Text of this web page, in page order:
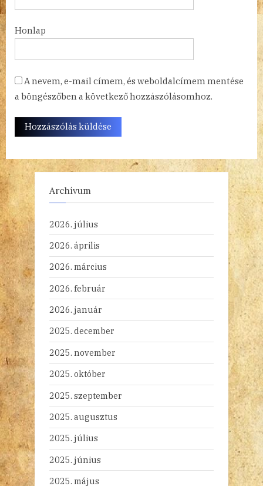
Honlap
A nevem, e-mail címem, és weboldalcímem mentése
a böngészőben a következő hozzászólásomhoz.
Archívum
2026. július
2026. április
2026. március
2026. február
2026. január
2025. december
2025. november
2025. október
2025. szeptember
2025. augusztus
2025. július
2025. június
2025. május